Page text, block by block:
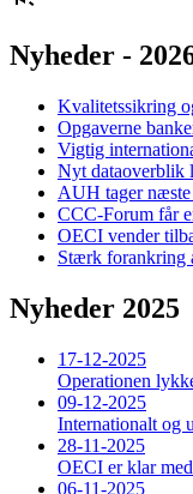
Nyheder -
Kvalitetssikring
Opgaverne
Vigtig
Nyt dataoverblik
AUH tager
CCC-Forum får
OECI vender
Stærk forankring
Nyheder 2025
17-12-2025
Operationen
09-12-2025
Internationalt
28-11-2025
OECI er klar
06-11-2025